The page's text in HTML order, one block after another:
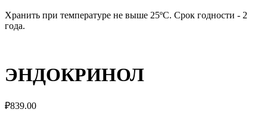
Хранить при температуре не выше 25ºС. Срок годности - 2
года.
ЭНДОКРИНОЛ
₽839.00